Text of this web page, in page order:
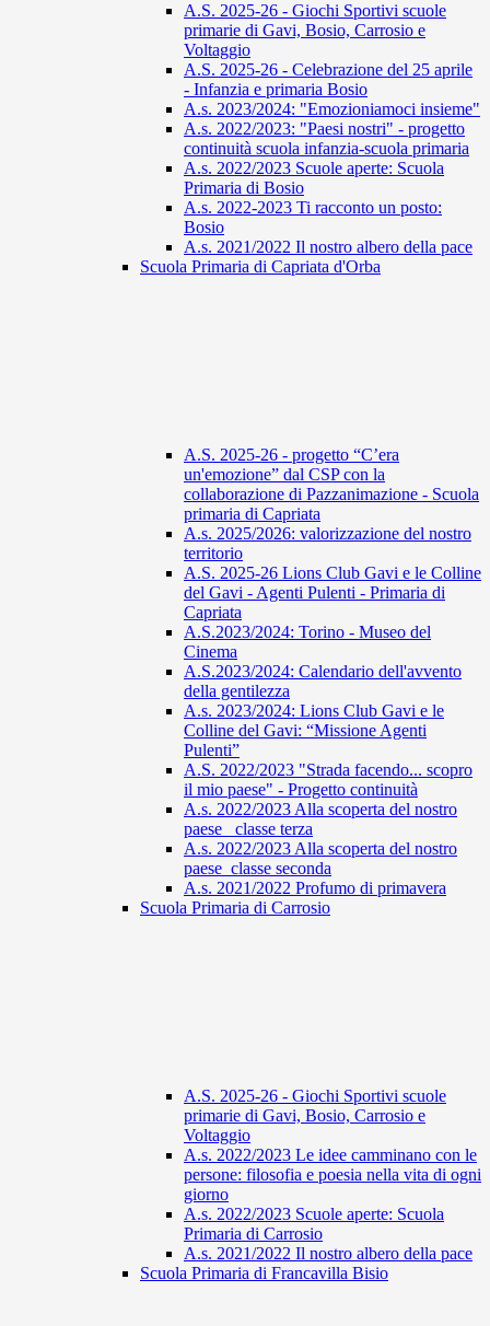
A.S. 2025-26 - Giochi Sportivi scuole
primarie di Gavi, Bosio, Carrosio e
Voltaggio
A.S. 2025-26 - Celebrazione del 25 aprile
- Infanzia e primaria Bosio
A.s. 2023/2024: "Emozioniamoci insieme"
A.s. 2022/2023: "Paesi nostri" - progetto
continuità scuola infanzia-scuola primaria
A.s. 2022/2023 Scuole aperte: Scuola
Primaria di Bosio
A.s. 2022-2023 Ti racconto un posto:
Bosio
A.s. 2021/2022 Il nostro albero della pace
Scuola Primaria di Capriata d'Orba
A.S. 2025-26 - progetto “C’era
un'emozione” dal CSP con la
collaborazione di Pazzanimazione - Scuola
primaria di Capriata
A.s. 2025/2026: valorizzazione del nostro
territorio
A.S. 2025-26 Lions Club Gavi e le Colline
del Gavi - Agenti Pulenti - Primaria di
Capriata
A.S.2023/2024: Torino - Museo del
Cinema
A.S.2023/2024: Calendario dell'avvento
della gentilezza
A.s. 2023/2024: Lions Club Gavi e le
Colline del Gavi: “Missione Agenti
Pulenti”
A.S. 2022/2023 "Strada facendo... scopro
il mio paese" - Progetto continuità
A.s. 2022/2023 Alla scoperta del nostro
paese_ classe terza
A.s. 2022/2023 Alla scoperta del nostro
paese_classe seconda
A.s. 2021/2022 Profumo di primavera
Scuola Primaria di Carrosio
A.S. 2025-26 - Giochi Sportivi scuole
primarie di Gavi, Bosio, Carrosio e
Voltaggio
A.s. 2022/2023 Le idee camminano con le
persone: filosofia e poesia nella vita di ogni
giorno
A.s. 2022/2023 Scuole aperte: Scuola
Primaria di Carrosio
A.s. 2021/2022 Il nostro albero della pace
Scuola Primaria di Francavilla Bisio